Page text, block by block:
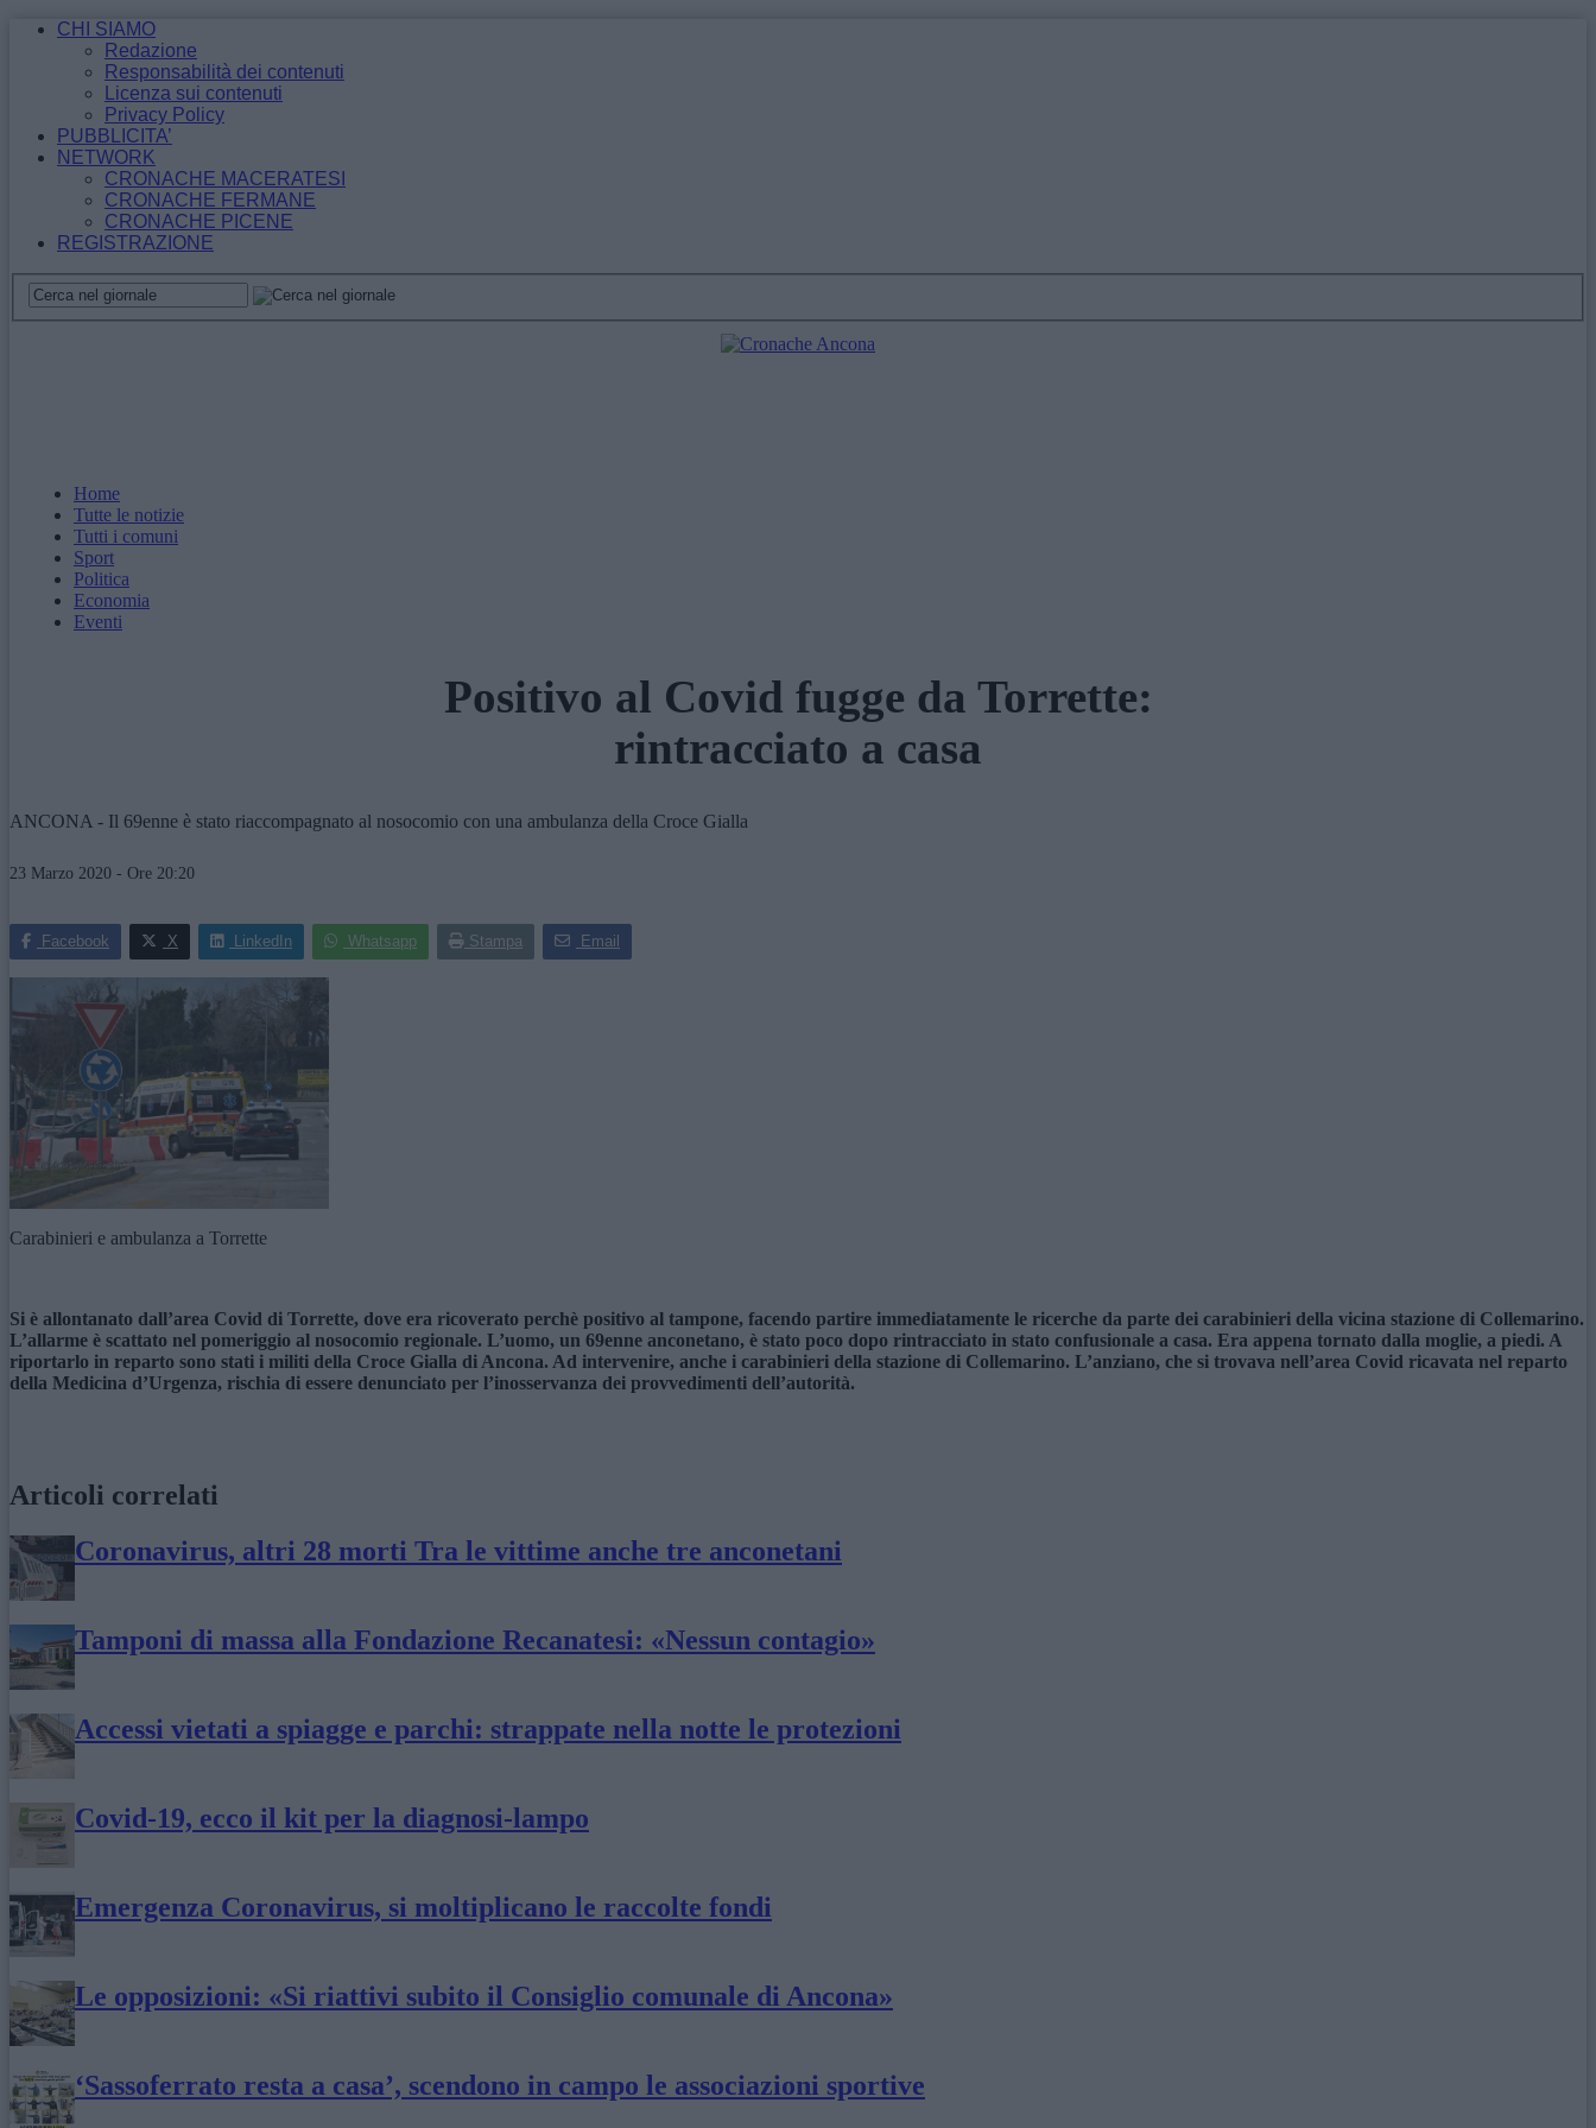
CHI SIAMO
Redazione
Responsabilità dei contenuti
Licenza sui contenuti
Privacy Policy
PUBBLICITA’
NETWORK
CRONACHE MACERATESI
CRONACHE FERMANE
CRONACHE PICENE
REGISTRAZIONE
Home
Tutte le notizie
Tutti i comuni
Sport
Politica
Economia
Eventi
Positivo al Covid fugge da Torrette:
rintracciato a casa
ANCONA - Il 69enne è stato riaccompagnato al nosocomio con una ambulanza della Croce Gialla
23 Marzo 2020 - Ore 20:20
Facebook X LinkedIn Whatsapp Stampa Email
Carabinieri e ambulanza a Torrette
Si è allontanato dall’area Covid di Torrette, dove era ricoverato perchè positivo al tampone, facendo partire immediatamente le ricerche da parte dei carabinieri della vicina stazione di Collemarino.
L’allarme è scattato nel pomeriggio al nosocomio regionale. L’uomo, un 69enne anconetano, è stato poco dopo rintracciato in stato confusionale a casa. Era appena tornato dalla moglie, a piedi. A
riportarlo in reparto sono stati i militi della Croce Gialla di Ancona. Ad intervenire, anche i carabinieri della stazione di Collemarino. L’anziano, che si trovava nell’area Covid ricavata nel reparto
della Medicina d’Urgenza, rischia di essere denunciato per l’inosservanza dei provvedimenti dell’autorità.
Articoli correlati
Coronavirus, altri 28 morti Tra le vittime anche tre anconetani
Tamponi di massa alla Fondazione Recanatesi: «Nessun contagio»
Accessi vietati a spiagge e parchi: strappate nella notte le protezioni
Covid-19, ecco il kit per la diagnosi-lampo
Emergenza Coronavirus, si moltiplicano le raccolte fondi
Le opposizioni: «Si riattivi subito il Consiglio comunale di Ancona»
‘Sassoferrato resta a casa’, scendono in campo le associazioni sportive